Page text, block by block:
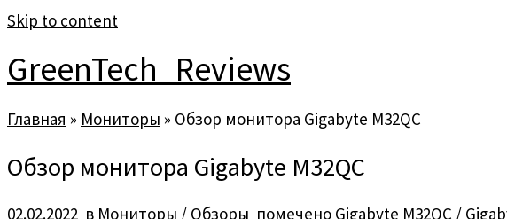
Skip to content
GreenTech_Reviews
Главная » Мониторы » Обзор монитора Gigabyte M32QC
Обзор монитора Gigabyte M32QC
02.02.2022 в Мониторы / Обзоры помечено Gigabyte M32QC /